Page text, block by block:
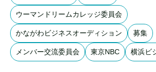
ウーマンドリームカレッジ委員会
かながわビジネスオーディション 募集
メンバー交流委員会 東京NBC 横浜ビ